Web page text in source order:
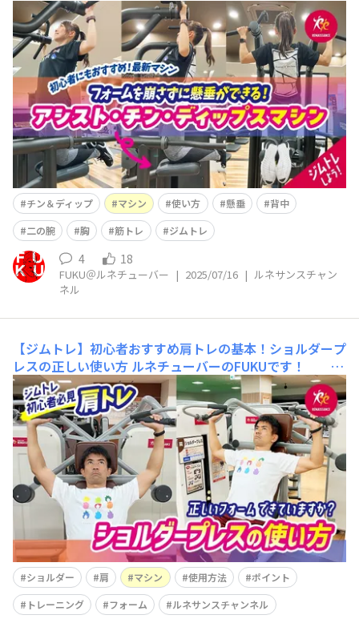
ネチューバーのFUKUです！ ルネサンス公式YouTube
「ルネサンスチャンネル」を更新しました(^^)/ 今回
は 【ジムトレ】懸垂が苦手でもOK！フォームを崩さ
ず背中を鍛えるアシスト・チン・ディップスマシンの使い
方 という内容です(^^)
チン＆ディップ マシン 使い方 懸垂
背中
二の腕
胸 筋トレ ジムトレ
4 18
FUKU＠ルネチューバー | 2025/07/16 | ルネサンスチャン
ネル
【ジムトレ】初心者おすすめ肩トレの基本！ショルダープ
レスの正しい使い方 ルネチューバーのFUKUです！ ル
ネサンス公式YouTube「ルネサンスチャンネル」を更新
しました(^^)/ 今回は 【ジムトレ】初心者おすす
め肩トレの基本！ショルダープレスの正しい使い方
という内容です。
ショルダー 肩 マシン 使用方法
ポイント
トレーニング
フォーム ルネサンスチャンネル